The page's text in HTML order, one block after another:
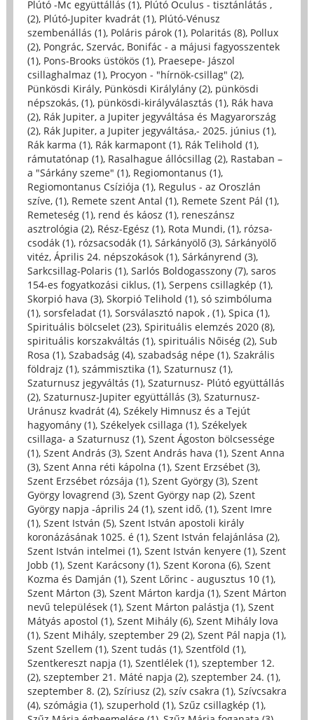
Plútó -Mc együttállás (1), Plútó Oculus - tisztánlátás ,
(2), Plútó-Jupiter kvadrát (1), Plútó-Vénusz
szembenállás (1), Poláris párok (1), Polaritás (8), Pollux
(2), Pongrác, Szervác, Bonifác - a májusi fagyosszentek
(1), Pons-Brooks üstökös (1), Praesepe- Jászol
csillaghalmaz (1), Procyon - "hírnök-csillag" (2),
Pünkösdi Király, Pünkösdi Királylány (2), pünkösdi
népszokás, (1), pünkösdi-királyválasztás (1), Rák hava
(2), Rák Jupiter, a Jupiter jegyváltása és Magyarország
(2), Rák Jupiter, a Jupiter jegyváltása,- 2025. június (1),
Rák karma (1), Rák karmapont (1), Rák Telihold (1),
rámutatónap (1), Rasalhague állócsillag (2), Rastaban –
a "Sárkány szeme" (1), Regiomontanus (1),
Regiomontanus Csíziója (1), Regulus - az Oroszlán
szíve, (1), Remete szent Antal (1), Remete Szent Pál (1),
Remeteség (1), rend és káosz (1), reneszánsz
asztrológia (2), Rész-Egész (1), Rota Mundi, (1), rózsa-
csodák (1), rózsacsodák (1), Sárkányölő (3), Sárkányölő
vitéz, Április 24. népszokások (1), Sárkányrend (3),
Sarkcsillag-Polaris (1), Sarlós Boldogasszony (7), saros
154-es fogyatkozási ciklus, (1), Serpens csillagkép (1),
Skorpió hava (3), Skorpió Telihold (1), só szimbóluma
(1), sorsfeladat (1), Sorsválasztó napok , (1), Spica (1),
Spirituális bölcselet (23), Spirituális elemzés 2020 (8),
spirituális korszakváltás (1), spirituális Nőiség (2), Sub
Rosa (1), Szabadság (4), szabadság népe (1), Szakrális
földrajz (1), számmisztika (1), Szaturnusz (1),
Szaturnusz jegyváltás (1), Szaturnusz- Plútó együttállás
(2), Szaturnusz-Jupiter együttállás (3), Szaturnusz-
Uránusz kvadrát (4), Székely Himnusz és a Tejút
hagyomány (1), Székelyek csillaga (1), Székelyek
csillaga- a Szaturnusz (1), Szent Ágoston bölcsessége
(1), Szent András (3), Szent András hava (1), Szent Anna
(3), Szent Anna réti kápolna (1), Szent Erzsébet (3),
Szent Erzsébet rózsája (1), Szent György (3), Szent
György lovagrend (3), Szent György nap (2), Szent
György napja -április 24 (1), szent idő, (1), Szent Imre
(1), Szent István (5), Szent István apostoli király
koronázásának 1025. é (1), Szent István felajánlása (2),
Szent István intelmei (1), Szent István kenyere (1), Szent
Jobb (1), Szent Karácsony (1), Szent Korona (6), Szent
Kozma és Damján (1), Szent Lőrinc - augusztus 10 (1),
Szent Márton (3), Szent Márton kardja (1), Szent Márton
nevű települések (1), Szent Márton palástja (1), Szent
Mátyás apostol (1), Szent Mihály (6), Szent Mihály lova
(1), Szent Mihály, szeptember 29 (2), Szent Pál napja (1),
Szent Szellem (1), Szent tudás (1), Szentföld (1),
Szentkereszt napja (1), Szentlélek (1), szeptember 12.
(2), szeptember 21. Máté napja (2), szeptember 24. (1),
szeptember 8. (2), Szíriusz (2), szív csakra (1), Szívcsakra
(4), szómágia (1), szuperhold (1), Szűz csillagkép (1),